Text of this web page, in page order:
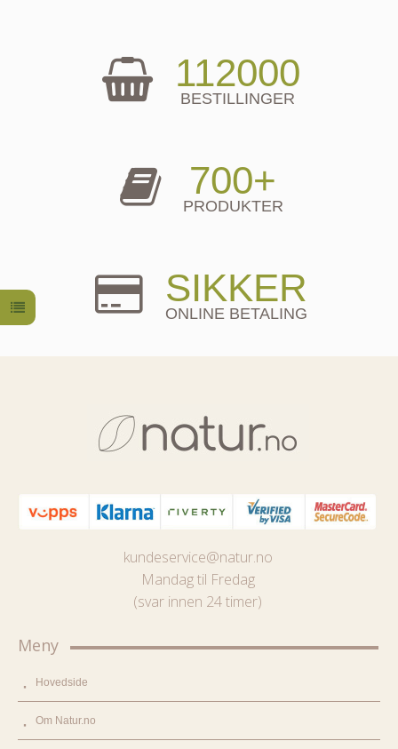
112000
BESTILLINGER
700+
PRODUKTER
SIKKER
ONLINE BETALING
kundeservice@natur.no
Mandag til Fredag
(svar innen 24 timer)
Meny
Hovedside
Om Natur.no